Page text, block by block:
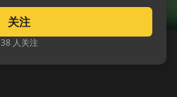
关注
38 人关注